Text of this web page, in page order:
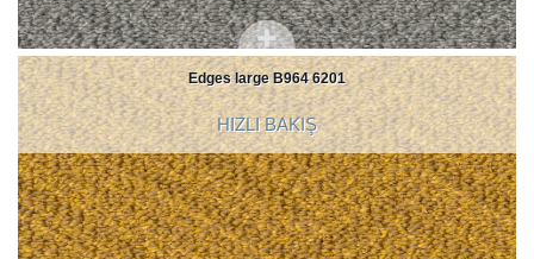
Edges large B964 6201
HIZLI BAKIŞ